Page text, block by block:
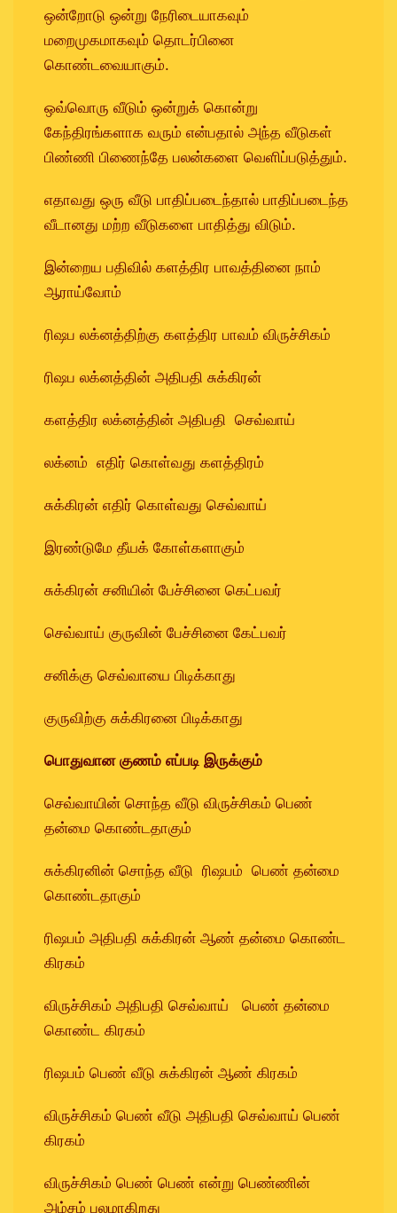
ஒன்றோடு ஒன்று நேரிடையாகவும்
மறைமுகமாகவும் தொடர்பினை
கொண்டவையாகும்.
ஒவ்வொரு வீடும் ஒன்றுக் கொன்று
கேந்திரங்களாக வரும் என்பதால் அந்த வீடுகள்
பிண்ணி பிணைந்தே பலன்களை வெளிப்படுத்தும்.
எதாவது ஒரு வீடு பாதிப்படைந்தால் பாதிப்படைந்த
வீடானது மற்ற வீடுகளை பாதித்து விடும்.
இன்றைய பதிவில் களத்திர பாவத்தினை நாம்
ஆராய்வோம்
ரிஷப லக்னத்திற்கு களத்திர பாவம் விருச்சிகம்
ரிஷப லக்னத்தின் அதிபதி சுக்கிரன்
களத்திர லக்னத்தின் அதிபதி செவ்வாய்
லக்னம் எதிர் கொள்வது களத்திரம்
சுக்கிரன் எதிர் கொள்வது செவ்வாய்
இரண்டுமே தீயக் கோள்களாகும்
சுக்கிரன் சனியின் பேச்சினை கெட்பவர்
செவ்வாய் குருவின் பேச்சினை கேட்பவர்
சனிக்கு செவ்வாயை பிடிக்காது
குருவிற்கு சுக்கிரனை பிடிக்காது
பொதுவான குணம் எப்படி இருக்கும்
செவ்வாயின் சொந்த வீடு விருச்சிகம் பெண்
தன்மை கொண்டதாகும்
சுக்கிரனின் சொந்த வீடு ரிஷபம் பெண் தன்மை
கொண்டதாகும்
ரிஷபம் அதிபதி சுக்கிரன் ஆண் தன்மை கொண்ட
கிரகம்
விருச்சிகம் அதிபதி செவ்வாய் பெண் தன்மை
கொண்ட கிரகம்
ரிஷபம் பெண் வீடு சுக்கிரன் ஆண் கிரகம்
விருச்சிகம் பெண் வீடு அதிபதி செவ்வாய் பெண்
கிரகம்
விருச்சிகம் பெண் பெண் என்று பெண்ணின்
அம்சம் பலமாகிறது